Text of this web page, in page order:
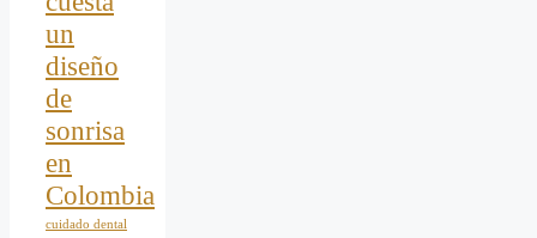
un
diseño
de
sonrisa
en
Colombia
cuidado dental